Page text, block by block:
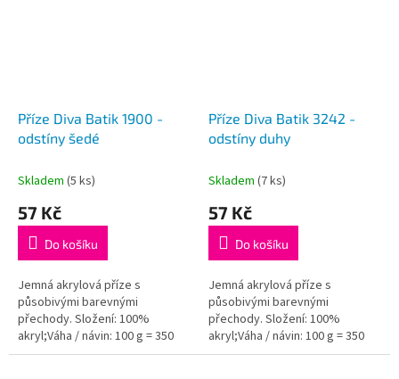
Příze Diva Batik 1900 -
odstíny šedé
Skladem (5 ks)
57 Kč
Do košíku
Jemná akrylová příze s
působivými barevnými
přechody. Složení: 100%
akryl;Váha / návin: 100 g = 350
m;Doporučená velikost jehlic /
Příze Diva Batik 3242 -
odstíny duhy
Skladem (7 ks)
57 Kč
Do košíku
Jemná akrylová příze s
působivými barevnými
přechody. Složení: 100%
akryl;Váha / návin: 100 g = 350
m;Doporučená velikost jehlic /